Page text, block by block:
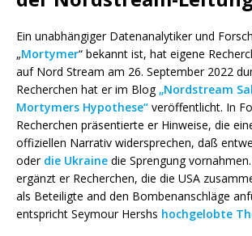
Ein unabhängiger Datenanalytiker und
„Mortymer“ bekannt ist, hat eigene
auf Nord Stream am 26. September 2022
Recherchen hat er im Blog „Nordstream
Mortymers Hypothese“ veröffentlicht. In
Recherchen präsentierte er Hinweise, die
offiziellen Narrativ widersprechen, daß
oder die Ukraine die Sprengung
ergänzt er Recherchen, die die USA
als Beteiligte and den Bombenanschläge
entspricht Seymour Hershs hochgelobte